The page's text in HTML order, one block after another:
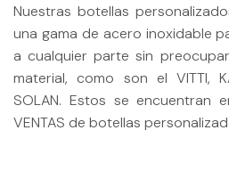
Nuestras botellas
una gama de acero inoxidable
a cualquier parte sin
material, como son el VITTI,
SOLAN. Estos se encuentran
VENTAS de botellas